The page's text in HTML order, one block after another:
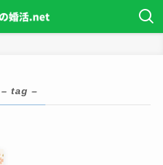
– tag –